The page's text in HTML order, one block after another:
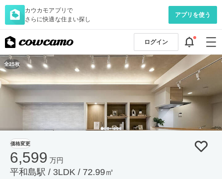
カウカモアプリで
さらに快適な住まい探し
アプリを使う
ログイン
全25枚
価格変更
6,599 万円
平和島駅 / 3LDK / 72.99㎡